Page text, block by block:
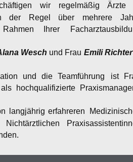
wir regelmäßig
Ärzte
der Regel über mehrere
Rahmen Ihrer
Wesch und Frau Emili Richter
und die Teamführung ist
als hochqualifizierte
langjährig erfahreren
Nichtärztlichen